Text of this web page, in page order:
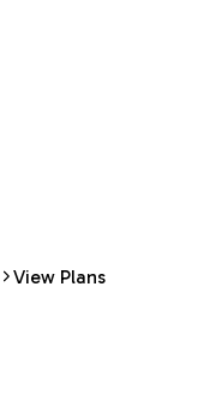
View Plans